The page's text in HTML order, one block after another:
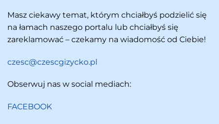
Masz ciekawy temat, którym chciałbyś podzielić się
na łamach naszego portalu lub chciałbyś się
zareklamować – czekamy na wiadomość od Ciebie!
czesc@czescgizycko.pl
Obserwuj nas w social mediach:
FACEBOOK